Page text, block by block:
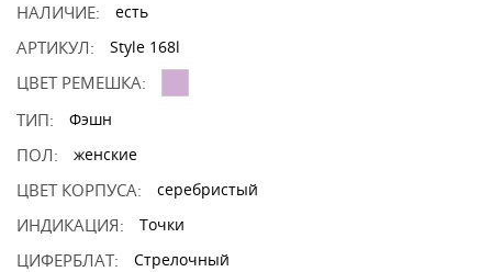
НАЛИЧИЕ: есть
АРТИКУЛ: Style 168l
ЦВЕТ РЕМЕШКА:
ТИП:
Фэшн
ПОЛ: женские
ЦВЕТ КОРПУСА: серебристый
ИНДИКАЦИЯ: Точки
ЦИФЕРБЛАТ: Стрелочный